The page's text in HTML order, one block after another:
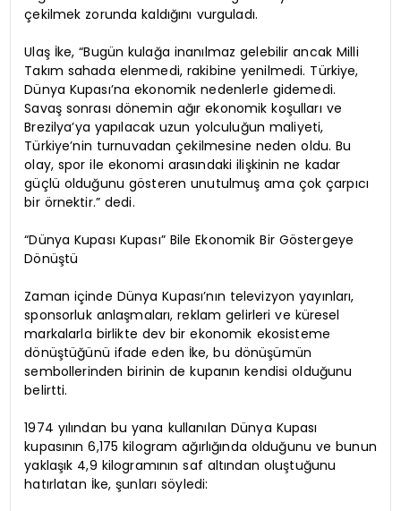
çekilmek zorunda kaldığını vurguladı.
Ulaş İke, “Bugün kulağa inanılmaz gelebilir ancak Milli
Takım sahada elenmedi, rakibine yenilmedi. Türkiye,
Dünya Kupası’na ekonomik nedenlerle gidemedi.
Savaş sonrası dönemin ağır ekonomik koşulları ve
Brezilya’ya yapılacak uzun yolculuğun maliyeti,
Türkiye’nin turnuvadan çekilmesine neden oldu. Bu
olay, spor ile ekonomi arasındaki ilişkinin ne kadar
güçlü olduğunu gösteren unutulmuş ama çok çarpıcı
bir örnektir.” dedi.
“Dünya Kupası Kupası” Bile Ekonomik Bir Göstergeye
Dönüştü
Zaman içinde Dünya Kupası’nın televizyon yayınları,
sponsorluk anlaşmaları, reklam gelirleri ve küresel
markalarla birlikte dev bir ekonomik ekosisteme
dönüştüğünü ifade eden İke, bu dönüşümün
sembollerinden birinin de kupanın kendisi olduğunu
belirtti.
1974 yılından bu yana kullanılan Dünya Kupası
kupasının 6,175 kilogram ağırlığında olduğunu ve bunun
yaklaşık 4,9 kilogramının saf altından oluştuğunu
hatırlatan İke, şunları söyledi: